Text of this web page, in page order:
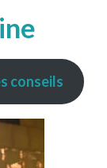
conseils